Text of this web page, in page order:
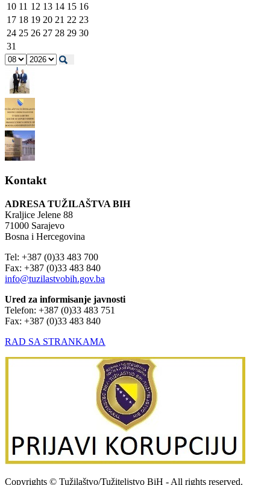
10 11 12 13 14 15 16
17 18 19 20 21 22 23
24 25 26 27 28 29 30
31
Kontakt
ADRESA TUŽILAŠTVA BIH
Kraljice Jelene 88
71000 Sarajevo
Bosna i Hercegovina
Tel: +387 (0)33 483 700
Fax: +387 (0)33 483 840
info@tuzilastvobih.gov.ba
Ured za informisanje javnosti
Telefon: +387 (0)33 483 751
Fax: +387 (0)33 483 840
RAD SA STRANKAMA
Copyrights © Tužilaštvo/Tužiteljstvo BiH - All rights reserved.